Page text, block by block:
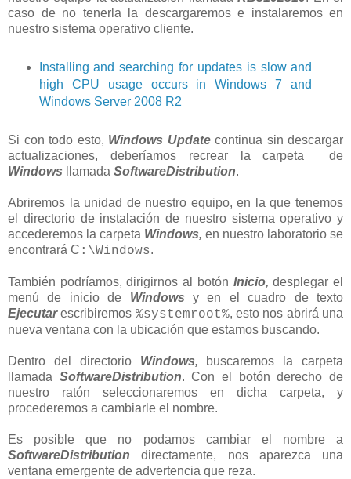
caso de no tenerla la descargaremos e instalaremos en
nuestro sistema operativo cliente.
Installing and searching for updates is slow and
high CPU usage occurs in Windows 7 and
Windows Server 2008 R2
Si con todo esto, Windows Updatecontinua sin descargar
actualizaciones, deberíamos recrear la carpeta de
Windows llamada SoftwareDistribution.
Abriremos la unidad de nuestro equipo, en la que tenemos
el directorio de instalación de nuestro sistema operativo y
accederemos la carpeta Windows, en nuestro laboratorio se
encontrará C :\Windows.
También podríamos, dirigirnos al botón Inicio, desplegar el
menú de inicio de Windows y en el cuadro de texto
Ejecutarescribiremos %systemroot%, esto nos abrirá una
nueva ventana con la ubicación que estamos buscando.
Dentro del directorio Windows, buscaremos la carpeta
llamada SoftwareDistribution. Con el botón derecho de
nuestro ratón seleccionaremos en dicha carpeta, y
procederemos a cambiarle el nombre.
Es posible que no podamos cambiar el nombre a
SoftwareDistribution directamente, nos aparezca una
ventana emergente de advertencia que reza.